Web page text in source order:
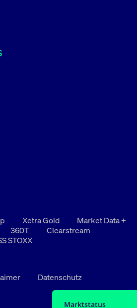
Xetra Gold
Market Data +
360T
Clearstream
STOXX
Datenschutz
Marktstatus